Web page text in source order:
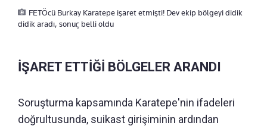
FETÖcü Burkay Karatepe işaret etmişti! Dev ekip bölgeyi didik
didik aradı, sonuç belli oldu
İŞARET ETTİĞİ BÖLGELER ARANDI
Soruşturma kapsamında Karatepe'nin ifadeleri
doğrultusunda, suikast girişiminin ardından